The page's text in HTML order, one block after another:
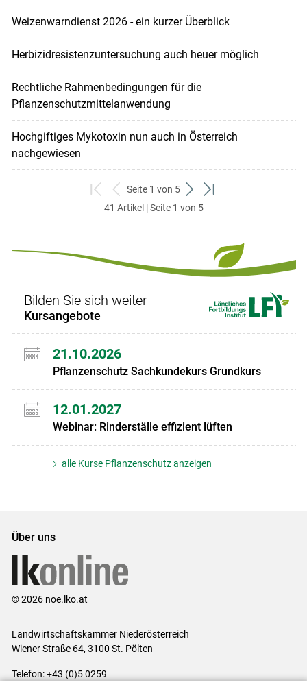
Weizenwarndienst 2026 - ein kurzer Überblick
Herbizidresistenzuntersuchung auch heuer möglich
Rechtliche Rahmenbedingungen für die
Pflanzenschutzmittelanwendung
Hochgiftiges Mykotoxin nun auch in Österreich
nachgewiesen
zum
ersten
zurück
zum
Seite 1 von 5
weiter
zum
zum
41 Artikel | Seite 1 von 5
Bilden Sie sich weiter
Kursangebote
21.10.2026
Pflanzenschutz Sachkundekurs Grundkurs
12.01.2027
Webinar: Rinderställe effizient lüften
alle Kurse Pflanzenschutz anzeigen
Über uns
© 2026 noe.lko.at
Landwirtschaftskammer Niederösterreich
Wiener Straße 64, 3100 St. Pölten
Telefon: +43 (0)5 0259